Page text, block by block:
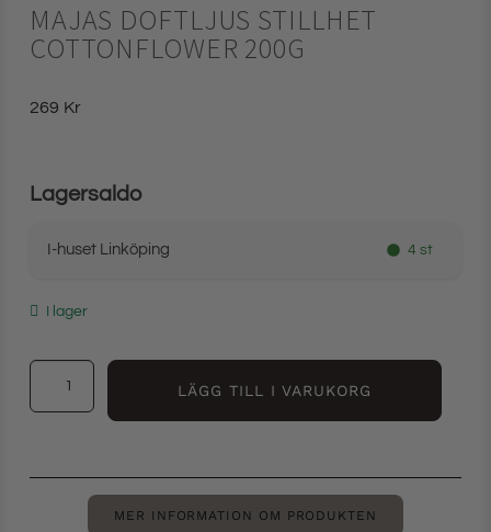
MAJAS DOFTLJUS STILLHET
COTTONFLOWER 200G
269 Kr
Lagersaldo
I-huset Linköping 4 st
I lager
LÄGG TILL I VARUKORG
MER INFORMATION OM PRODUKTEN